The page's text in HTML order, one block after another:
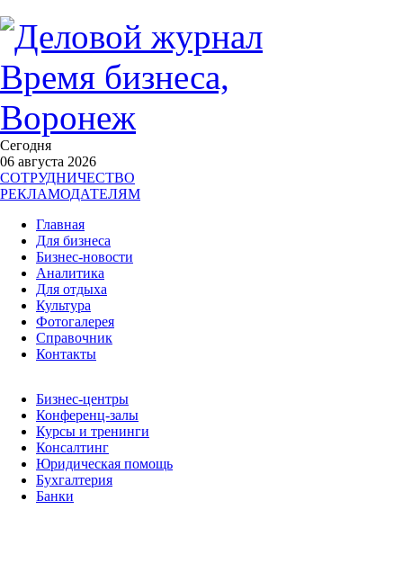
Сегодня
06 августа 2026
СОТРУДНИЧЕСТВО
РЕКЛАМОДАТЕЛЯМ
Главная
Для бизнеса
Бизнес-новости
Аналитика
Для отдыха
Культура
Фотогалерея
Справочник
Контакты
Бизнес-центры
Конференц-залы
Курсы и тренинги
Консалтинг
Юридическая помощь
Бухгалтерия
Банки